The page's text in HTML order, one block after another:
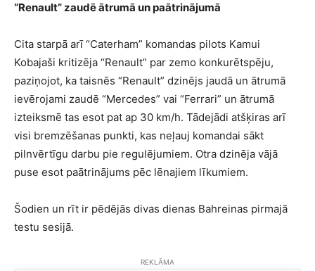
“Renault” zaudē ātrumā un paātrinājumā
Cita starpā arī “Caterham” komandas pilots Kamui
Kobajaši kritizēja “Renault” par zemo konkurētspēju,
paziņojot, ka taisnēs “Renault” dzinējs jaudā un ātrumā
ievērojami zaudē “Mercedes” vai “Ferrari” un ātrumā
izteiksmē tas esot pat ap 30 km/h. Tādejādi atšķiras arī
visi bremzēšanas punkti, kas neļauj komandai sākt
pilnvērtīgu darbu pie regulējumiem. Otra dzinēja vājā
puse esot paātrinājums pēc lēnajiem līkumiem.
Šodien un rīt ir pēdējās divas dienas Bahreinas pirmajā
testu sesijā.
REKLĀMA